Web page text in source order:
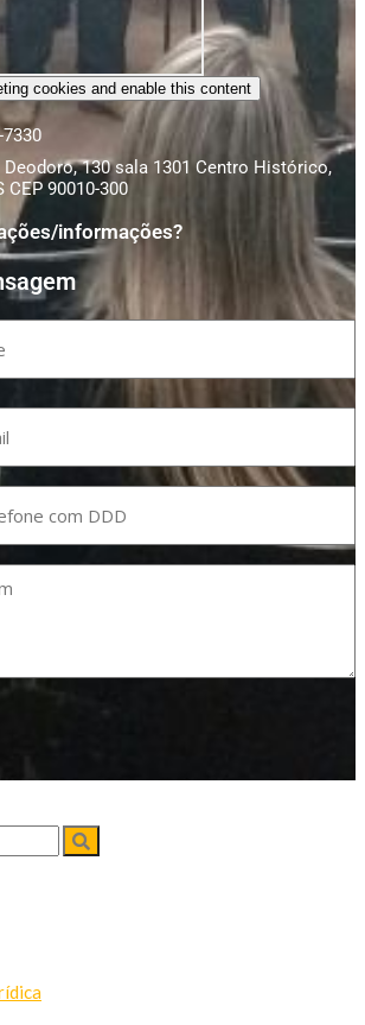
cookies and enable this content
Deodoro, 130 sala 1301 Centro Histórico,
90010-300
informações?